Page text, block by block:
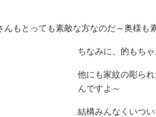
んもとっても素敵な方なのだ～奥様も
ちなみに、的もち
他にも家紋の彫ら
んですよ～
結構みんなくいつ